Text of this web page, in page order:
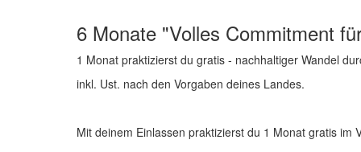
6 Monate "Volles Commitment
1 Monat praktizierst du gratis - nachhaltiger Wandel
inkl. Ust. nach den Vorgaben deines Landes.
Mit deinem Einlassen praktizierst du 1 Monat gratis im